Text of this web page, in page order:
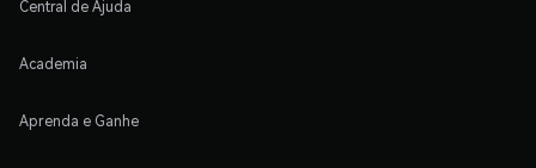
Central de Ajuda
Academia
Aprenda e Ganhe